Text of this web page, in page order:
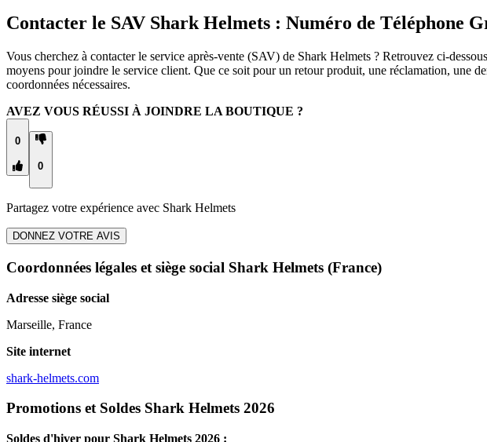
Contacter le SAV Shark Helmets : Numéro de Téléphone
Vous cherchez à contacter le service après-vente (SAV) de Shark Helmets ? Retrouvez ci-
moyens pour joindre le service client. Que ce soit pour un retour produit, une réclamation, une
coordonnées nécessaires.
AVEZ VOUS RÉUSSI À JOINDRE LA BOUTIQUE ?
0
0
Partagez votre expérience avec Shark Helmets
DONNEZ VOTRE AVIS
Coordonnées légales et siège social Shark Helmets (France)
Adresse siège social
Marseille, France
Site internet
shark-helmets.com
Promotions et Soldes Shark Helmets 2026
Soldes d'hiver pour Shark Helmets 2026 :